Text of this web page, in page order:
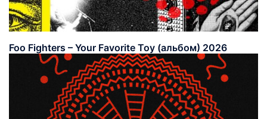
Foo Fighters – Your Favorite Toy (альбом) 2026